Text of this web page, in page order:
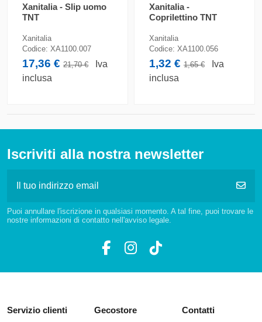
Xanitalia - Slip uomo
TNT
Xanitalia
Codice:XA1100.007
17,36 €21,70 €
Iva
inclusa
Xanitalia -
Coprilettino TNT
Xanitalia
Codice:XA1100.056
1,32 €1,65 €
Iva
inclusa
Iscriviti alla nostra newsletter
Puoi annullare l'iscrizione in qualsiasi momento. A tal fine, puoi trovare le
nostre informazioni di contatto nell'avviso legale.
Servizio clienti
Gecostore
Contatti